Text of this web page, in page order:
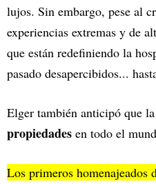
lujos. Sin embargo, pese al
experiencias extremas y de
que están redefiniendo la
pasado desapercibidos...
Elger también anticipó que
propiedades en todo el
Los primeros homenajeados